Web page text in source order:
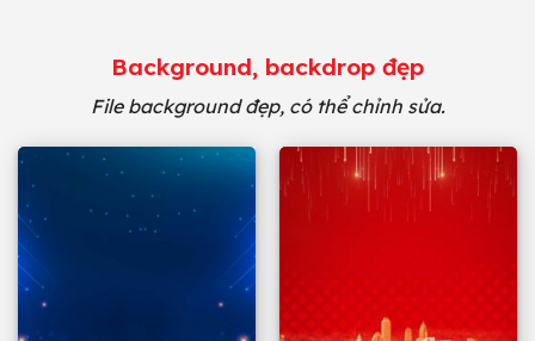
Background, backdrop đẹp
File background đẹp, có thể chỉnh sửa.